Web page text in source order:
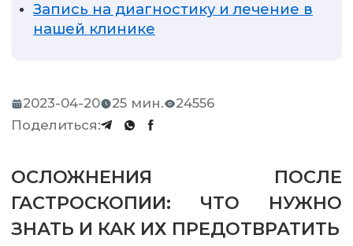
Запись на диагностику и лечение в
нашей клинике
2023-04-20 25 мин.
24556
Поделиться:
ОСЛОЖНЕНИЯ ПОСЛЕ
ГАСТРОСКОПИИ: ЧТО НУЖНО
ЗНАТЬ И КАК ИХ ПРЕДОТВРАТИТЬ